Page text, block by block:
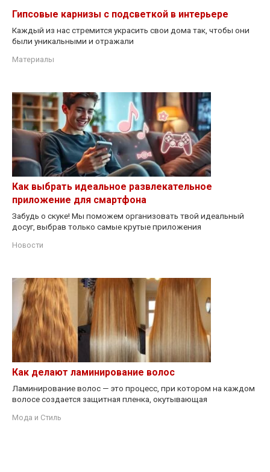
Гипсовые карнизы с подсветкой в интерьере
Каждый из нас стремится украсить свои дома так, чтобы они
были уникальными и отражали
Материалы
Как выбрать идеальное развлекательное
приложение для смартфона
Забудь о скуке! Мы поможем организовать твой идеальный
досуг, выбрав только самые крутые приложения
Новости
Как делают ламинирование волос
Ламинирование волос — это процесс, при котором на каждом
волосе создается защитная пленка, окутывающая
Мода и Стиль